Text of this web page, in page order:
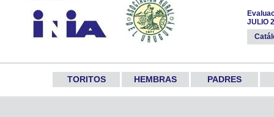
JULIO
TORITOS HEMBRAS PADRES